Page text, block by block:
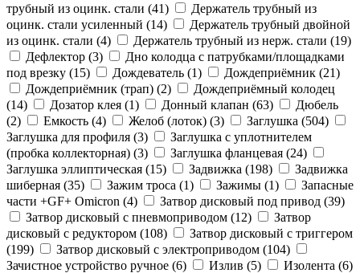
трубный из оцинк. стали (41)
Держатель трубный из
оцинк. стали усиленный (14)
Держатель трубный двойной
из оцинк. стали (4) Держатель трубный из нерж. стали (19)
Дефлектор (3)
Дно колодца с патрубками/площадками
под врезку (15) Дождеватель (1) Дождеприёмник (21)
Дождеприёмник (трап) (2)
Дождеприёмный колодец
(14) Дозатор клея (1) Донный клапан (63)
Дюбель
(2) Емкость (4) Желоб (лоток) (3) Заглушка (504)
Заглушка для профиля (3)
Заглушка с уплотнителем
(пробка коллекторная) (3) Заглушка фланцевая (24)
Заглушка эллиптическая (15) Задвижка (198)
Задвижка
шиберная (35) Зажим троса (1) Зажимы (1)
Запасные
части +GF+ Omicron (4) Затвор дисковый под привод (39)
Затвор дисковый с пневмоприводом (12)
Затвор
дисковый с редуктором (108)
Затвор дисковый с триггером
(199) Затвор дисковый с электроприводом (104)
Зачистное устройство ручное (6) Излив (5) Изолента (6)